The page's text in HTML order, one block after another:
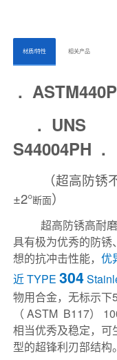
ㅤㅤ材质/特性ㅤㅤ ㅤㅤ相关产品ㅤㅤㅤ